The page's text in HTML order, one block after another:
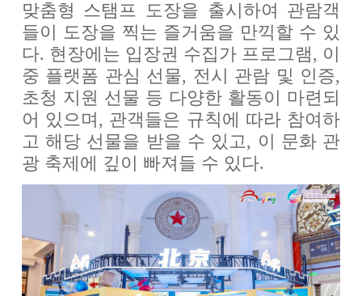
맞춤형 스탬프 도장을 출시하여 관람객
들이 도장을 찍는 즐거움을 만끽할 수 있
다. 현장에는 입장권 수집가 프로그램, 이
중 플랫폼 관심 선물, 전시 관람 및 인증,
초청 지원 선물 등 다양한 활동이 마련되
어 있으며, 관객들은 규칙에 따라 참여하
고 해당 선물을 받을 수 있고, 이 문화 관
광 축제에 깊이 빠져들 수 있다.